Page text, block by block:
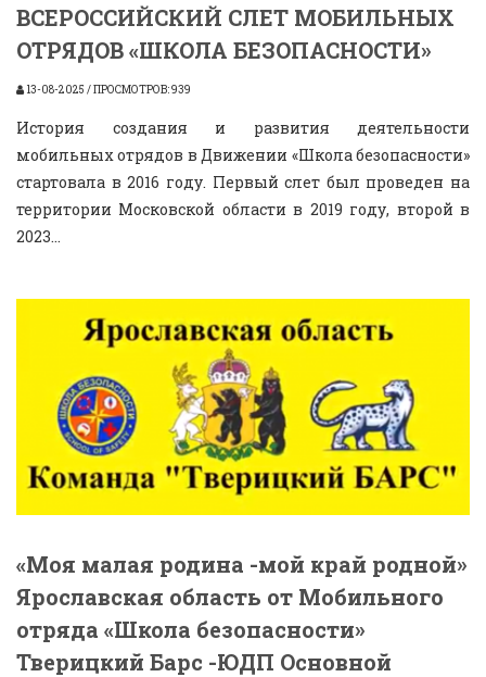
ВСЕРОССИЙСКИЙ СЛЕТ МОБИЛЬНЫХ
ОТРЯДОВ «ШКОЛА БЕЗОПАСНОСТИ»
13-08-2025 / ПРОСМОТРОВ: 939
История создания и развития деятельности
мобильных отрядов в Движении «Школа безопасности»
стартовала в 2016 году. Первый слет был проведен на
территории Московской области в 2019 году, второй в
2023...
«Моя малая родина -мой край родной»
Ярославская область от Мобильного
отряда «Школа безопасности»
Тверицкий Барс -ЮДП Основной